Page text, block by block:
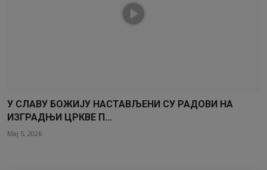
У СЛАВУ БОЖИЈУ НАСТАВЉЕНИ СУ РАДОВИ НА
ИЗГРАДЊИ ЦРКВЕ П...
Мај 5, 2026